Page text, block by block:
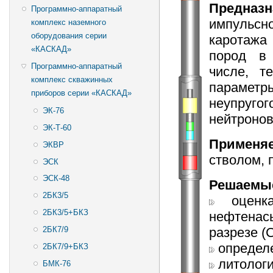
Программно-аппаратный
комплекс наземного
оборудования серии
«КАСКАД»
Программно-аппаратный
комплекс скважинных
приборов серии «КАСКАД»
ЭК-76
ЭК-Т-60
ЭКВР
ЭСК
ЭСК-48
2БК3/5
2БК3/5+БКЗ
2БК7/9
2БК7/9+БКЗ
БМК-76
пород в
числе,
стволом,
разрезе